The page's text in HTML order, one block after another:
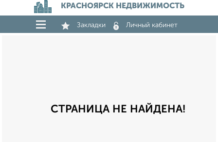
КРАСНОЯРСК НЕДВИЖИМОСТЬ
Закладки Личный кабинет
СТРАНИЦА НЕ НАЙДЕНА!